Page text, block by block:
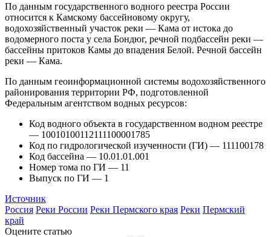
По данным государственного водного реестра России
относится к Камскому бассейновому округу,
водохозяйственный участок реки — Кама от истока до
водомерного поста у села Бондюг, речной подбассейн реки —
бассейны притоков Камы до впадения Белой. Речной бассейн
реки — Кама.
По данным геоинформационной системы водохозяйственного
районирования территории РФ, подготовленной
Федеральным агентством водных ресурсов:
Код водного объекта в государственном водном реестре
— 10010100112111100001785
Код по гидрологической изученности (ГИ) — 111100178
Код бассейна — 10.01.01.001
Номер тома по ГИ — 11
Выпуск по ГИ — 1
Источник
Россия Реки России Реки Пермского края Реки Пермский
край
Оцените статью